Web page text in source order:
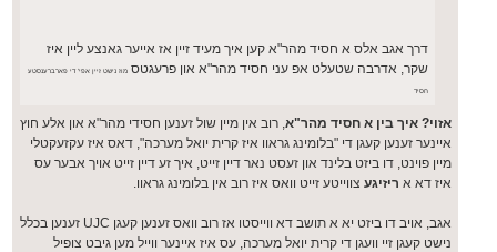
דרך אגב אלס א חסיד מהר"א קען איך מעיד זיין אז אייער גאנצע ליין איז
שקר, אדרבה שטעלט אפ עני חסיד מהר"א און פרעגטס מוז נישט זיין אפי' די פארברענסטע
חסיד
אזוי? איך בין א חסיד מהר"א , רוב אין מיין שול זענען חסידי מהר"א און אלע חוץ
איינער זענען קעגן די "בלומינג גראוו איז קרית יואל מערכה", דאס איז עקזעקטלי
מיין פוינט, דו ביזט בלינד און זעסט נאר דיין זייט, איך זע דיין זייט אויך אבער עס
איז דא א ריזיגע צווייטע זייט וואס איז רוב אין בלומינג גראוו.
אגב, אויב דו ביזט יא א תושב דא ווייסטו אז רוב וואס זענען קעגן UJC זענען בכלל
נישט קעגן זיי וועגן די קרית יואל מערכה, עס איז איינער ווייל מען גיבט צופיל